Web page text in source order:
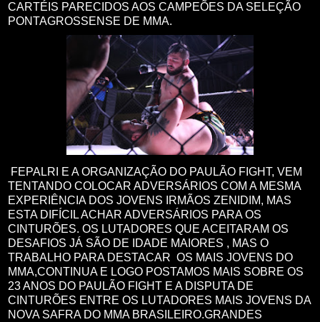
CARTÉIS PARECIDOS AOS CAMPEÕES DA SELEÇÃO
PONTAGROSSENSE DE MMA.
FEPALRI E A ORGANIZAÇÃO DO PAULÃO FIGHT, VEM
TENTANDO COLOCAR ADVERSÁRIOS COM A MESMA
EXPERIÊNCIA DOS JOVENS IRMÃOS ZENIDIM, MAS
ESTA DIFÍCIL ACHAR ADVERSÁRIOS PARA OS
CINTURÕES. OS LUTADORES QUE ACEITARAM OS
DESAFIOS JÁ SÃO DE IDADE MAIORES , MAS O
TRABALHO PARA DESTACAR OS MAIS JOVENS DO
MMA,CONTINUA E LOGO POSTAMOS MAIS SOBRE OS
23 ANOS DO PAULÃO FIGHT E A DISPUTA DE
CINTURÕES ENTRE OS LUTADORES MAIS JOVENS DA
NOVA SAFRA DO MMA BRASILEIRO.GRANDES